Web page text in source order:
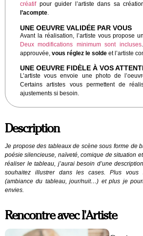
créatifpour guider l’artiste dans sa
l’acompte.
UNE OEUVRE VALIDÉE PAR VOUS
Avant la réalisation, l’artiste vous propose
Deux modifications minimum sont incluses
approuvée, vous réglez le solde et l’artiste
UNE OEUVRE FIDÈLE À VOS
L’artiste vous envoie une photo de
Certains artistes vous permettent de
ajustements si besoin.
Description
Je propose des tableaux de scène sous forme de
poésie silencieuse, naïveté, comique de situation
réaliser le tableau, j’aurai besoin d’une
souhaitez illustrer dans les cases. Plus vous
(ambiance du tableau, jour/nuit…) et plus je
envies.
Rencontre avec l'Artiste